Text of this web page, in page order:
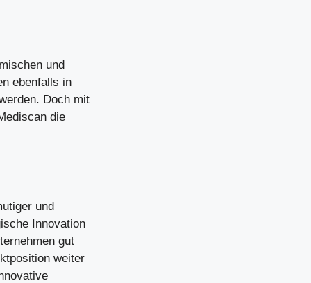
und
ebenfalls in
Doch mit
die
und
Innovation
gut
weiter